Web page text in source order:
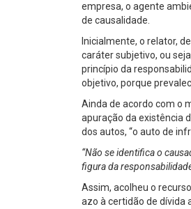
empresa, o agente
de causalidade.
Inicialmente, o relator,
caráter subjetivo, ou
princípio da
objetivo, porque
Ainda de acordo com o
apuração da existência
dos autos, “o auto de
“Não se identifica o
figura da
Assim, acolheu o
azo à certidão de dívida